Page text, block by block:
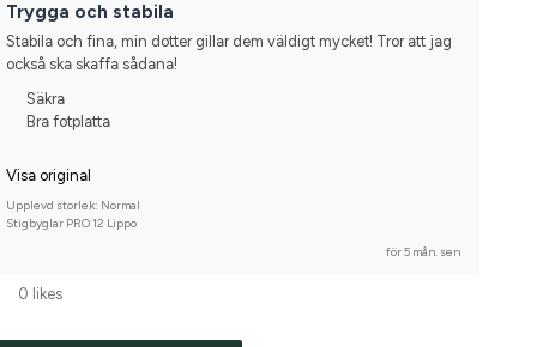
Shetlandsponny
Trygga och stabila
Stabila och fina, min dotter gillar dem väldigt mycket! Tror att jag
också ska skaffa sådana!
Säkra
Bra fotplatta
Visa original
Upplevd storlek: Normal
Stigbyglar PRO 12 Lippo
för 5 mån. sen
0 likes